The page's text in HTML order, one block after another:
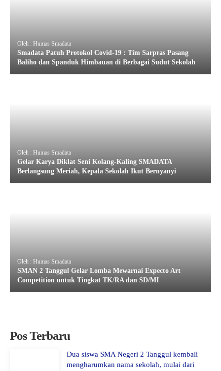
Oleh : Humas Smadata
Smadata Patuh Protokol Covid-19 : Tim Sarpras Pasang
Baliho dan Spanduk Himbauan di Berbagai Sudut Sekolah
Oleh : Humas Smadata
Gelar Karya Diklat Seni Kolang-Kaling SMADATA
Berlangsung Meriah, Kepala Sekolah Ikut Bernyanyi
Oleh : Humas Smadata
SMAN 2 Tanggul Gelar Lomba Mewarnai Expecto Art
Competition untuk Tingkat TK/RA dan SD/MI
Pos Terbaru
Dua siswa SMA Negeri 2 Tanggul kembali
mengharumkan nama sekolah, mulai dari